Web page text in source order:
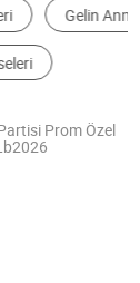
Prom Özel